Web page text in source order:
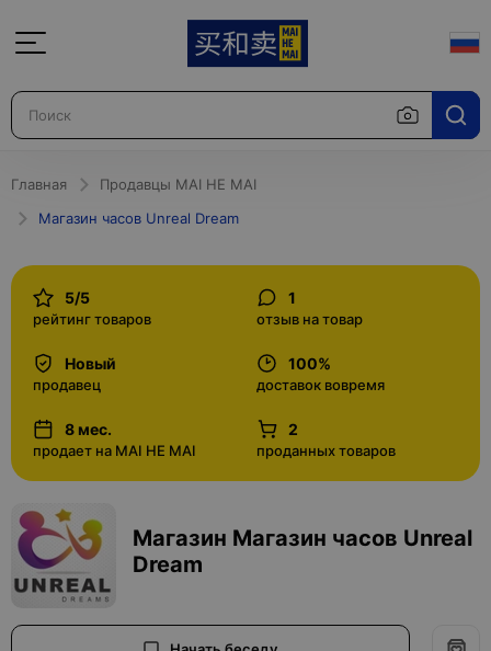
Главная
Продавцы MAI HE MAI
Магазин часов Unreal Dream
5/5
рейтинг товаров
1
отзыв на товар
Новый
продавец
100%
доставок вовремя
8 мес.
продает на MAI HE MAI
2
проданных товаров
Магазин Магазин часов Unreal
Dream